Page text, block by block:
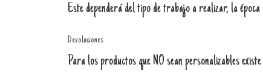
Este dependerá del tipo de trabajo a realizar, la época
Devoluciones
Para los productos que NO sean personalizables